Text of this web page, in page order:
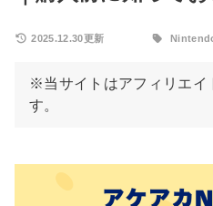
2025.12.30更新
※当サイトはアフィリエイ
す。